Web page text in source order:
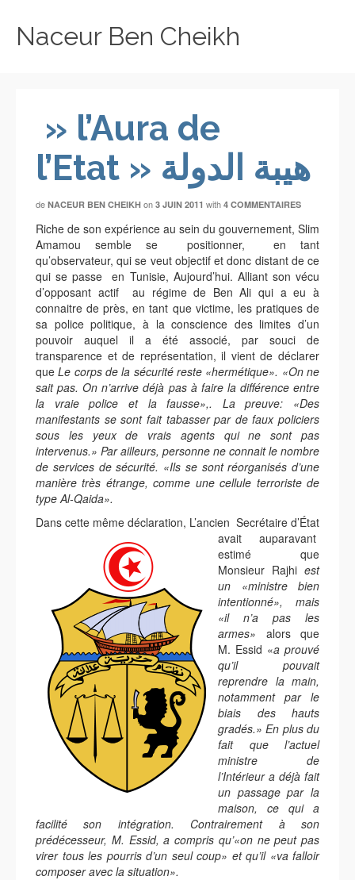
Naceur Ben Cheikh
» l’Aura de
l’Etat » هيبة الدولة
de NACEUR BEN CHEIKH on 3 JUIN 2011 with 4 COMMENTAIRES
Riche de son expérience au sein du gouvernement, Slim
Amamou semble se positionner, en tant
qu’observateur, qui se veut objectif et donc distant de ce
qui se passe en Tunisie, Aujourd’hui. Alliant son vécu
d’opposant actif au régime de Ben Ali qui a eu à
connaitre de près, en tant que victime, les pratiques de
sa police politique, à la conscience des limites d’un
pouvoir auquel il a été associé, par souci de
transparence et de représentation, il vient de déclarer
queLe corps de la sécurité reste «hermétique». «On ne
sait pas. On n’arrive déjà pas à faire la différence entre
la vraie police et la fausse»,. La preuve: «Des
manifestants se sont fait tabasser par de faux policiers
sous les yeux de vrais agents qui ne sont pas
intervenus.» Par ailleurs, personne ne connait le nombre
de services de sécurité. «Ils se sont réorganisés d’une
manière très étrange, comme une cellule terroriste de
type Al-Qaida».
Dans cette même déclaration, L’ancien Secrétaire d’État
avait auparavant
estimé que
Monsieur Rajhi est
un «ministre bien
intentionné», mais
«il n’a pas les
armes» alors que
M. Essid «a prouvé
qu’il pouvait
reprendre la main,
notamment par le
biais des hauts
gradés.» En plus du
fait que l’actuel
ministre de
l’Intérieur a déjà fait
un passage par la
maison, ce qui a
facilité son intégration. Contrairement à son
prédécesseur, M. Essid, a compris qu’«on ne peut pas
virer tous les pourris d’un seul coup» et qu’il «va falloir
composer avec la situation».